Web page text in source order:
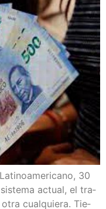
30
actual, el tra­
otra cual­quie­ra. Tie­